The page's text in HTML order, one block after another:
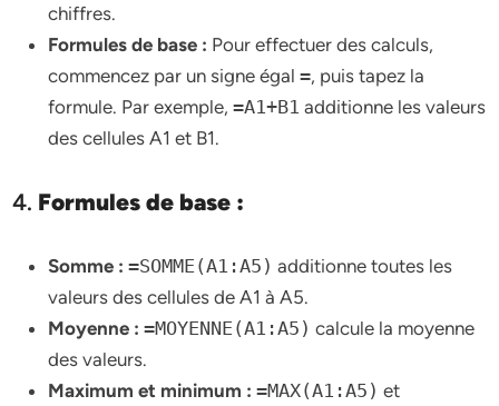
chiffres.
Formules de base : Pour effectuer des calculs,
commencez par un signe égal=, puis tapez la
formule. Par exemple,=A1+B1 additionne les valeurs
des cellules A1 et B1.
4. Formules de base :
Somme : =SOMME(A1:A5) additionne toutes les
valeurs des cellules de A1 à A5.
Moyenne : =MOYENNE(A1:A5) calcule la moyenne
des valeurs.
Maximum et minimum : =MAX(A1:A5) et